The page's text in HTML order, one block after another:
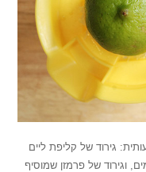
גירוד של קליפת ליים
וגירוד של פרמזן שמוסיף